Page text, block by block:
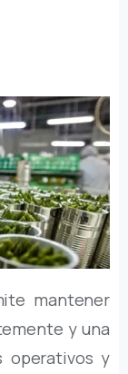
mantener
y una
operativos y